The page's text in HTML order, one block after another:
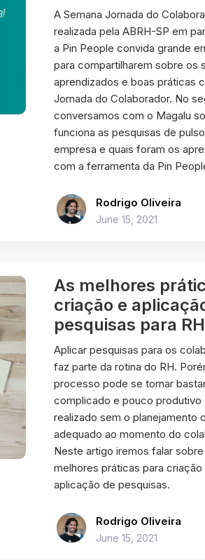
A Semana Jornada do
realizada pela ABRH-SP em
a Pin People convida grande
para compartilharem sobre os
aprendizados e boas práticas
Jornada do Colaborador. No
conversamos com o Magalu
funciona as pesquisas de
empresa e quais foram os
com a ferramenta da Pin
Rodrigo Oliveira
June 15, 2021
As melhores
criação e
pesquisas para RH
Aplicar pesquisas para os
faz parte da rotina do RH.
processo pode se tornar
complicado e pouco produtivo
realizado sem o planejamento
adequado ao momento do
Neste artigo iremos falar sobre
melhores práticas para criação
aplicação de pesquisas.
Rodrigo Oliveira
June 15, 2021